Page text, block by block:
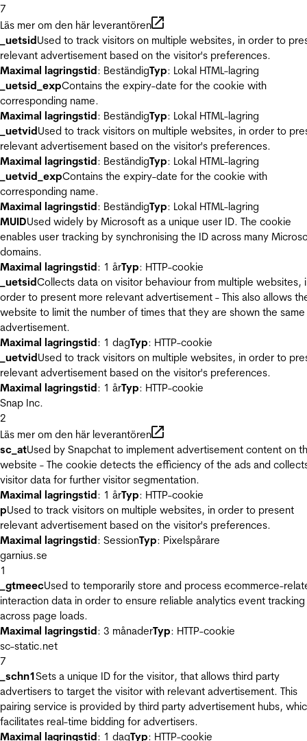
7
Läs mer om den här leverantören
_uetsidUsed to track visitors on multiple websites, in order to
relevant advertisement based on the visitor's preferences.
Maximal lagringstid: BeständigTyp: Lokal HTML-lagring
_uetsid_expContains the expiry-date for the cookie with
corresponding name.
Maximal lagringstid: BeständigTyp: Lokal HTML-lagring
_uetvidUsed to track visitors on multiple websites, in order to
relevant advertisement based on the visitor's preferences.
Maximal lagringstid: BeständigTyp: Lokal HTML-lagring
_uetvid_expContains the expiry-date for the cookie with
corresponding name.
Maximal lagringstid: BeständigTyp: Lokal HTML-lagring
MUIDUsed widely by Microsoft as a unique user ID. The cookie
enables user tracking by synchronising the ID across many
domains.
Maximal lagringstid: 1 årTyp: HTTP-cookie
_uetsidCollects data on visitor behaviour from multiple websites,
order to present more relevant advertisement - This also allows
website to limit the number of times that they are shown the same
advertisement.
Maximal lagringstid: 1 dagTyp: HTTP-cookie
_uetvidUsed to track visitors on multiple websites, in order to
relevant advertisement based on the visitor's preferences.
Maximal lagringstid: 1 årTyp: HTTP-cookie
Snap Inc.
2
Läs mer om den här leverantören
sc_atUsed by Snapchat to implement advertisement content on
website - The cookie detects the efficiency of the ads and
visitor data for further visitor segmentation.
Maximal lagringstid: 1 årTyp: HTTP-cookie
pUsed to track visitors on multiple websites, in order to present
relevant advertisement based on the visitor's preferences.
Maximal lagringstid: SessionTyp: Pixelspårare
garnius.se
1
_gtmeecUsed to temporarily store and process ecommerce-
interaction data in order to ensure reliable analytics event tracking
across page loads.
Maximal lagringstid: 3 månaderTyp: HTTP-cookie
sc-static.net
7
_schn1Sets a unique ID for the visitor, that allows third party
advertisers to target the visitor with relevant advertisement. This
pairing service is provided by third party advertisement hubs,
facilitates real-time bidding for advertisers.
Maximal lagringstid: 1 dagTyp: HTTP-cookie